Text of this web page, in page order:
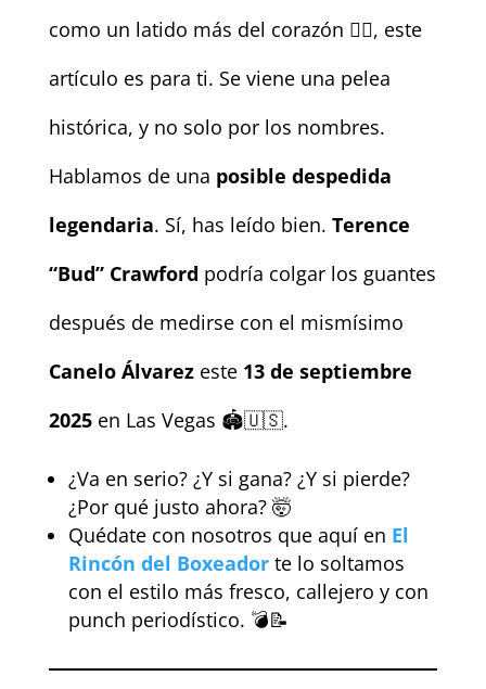
como un latido más del corazón ❤️‍🔥, este
artículo es para ti. Se viene una pelea
histórica, y no solo por los nombres.
Hablamos de una posible despedida
legendaria. Sí, has leído bien. Terence
“Bud” Crawford podría colgar los guantes
después de medirse con el mismísimo
Canelo Álvarezeste 13 de septiembre
2025en Las Vegas 🏟️🇺🇸.
¿Va en serio? ¿Y si gana? ¿Y si pierde?
¿Por qué justo ahora? 🤯
Quédate con nosotros que aquí en El
Rincón del Boxeadorte lo soltamos
con el estilo más fresco, callejero y con
punch periodístico. 💣📝